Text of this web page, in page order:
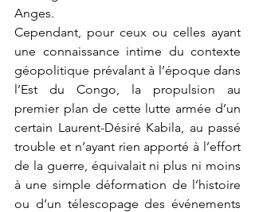
Anges.
Cependant, pour ceux ou celles ayant
une connaissance intime du contexte
géopolitique prévalant à l’époque dans
l’Est du Congo, la propulsion au
premier plan de cette lutte armée d’un
certain Laurent-Désiré Kabila, au passé
trouble et n’ayant rien apporté à l’effort
de la guerre, équivalait ni plus ni moins
à une simple déformation de l’histoire
ou d’un télescopage des événements